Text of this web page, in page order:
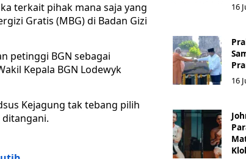
terkait pihak mana saja yang
Gratis (MBG) di Badan Gizi
petinggi BGN sebagai
Kepala BGN Lodewyk
Kejagung tak tebang pilih
16
16